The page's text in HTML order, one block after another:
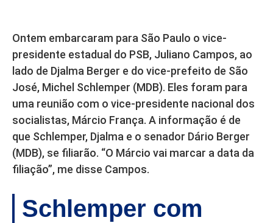
Ontem embarcaram para São Paulo o vice-
presidente estadual do PSB, Juliano Campos, ao
lado de Djalma Berger e do vice-prefeito de São
José, Michel Schlemper (MDB). Eles foram para
uma reunião com o vice-presidente nacional dos
socialistas, Márcio França. A informação é de
que Schlemper, Djalma e o senador Dário Berger
(MDB), se filiarão. “O Márcio vai marcar a data da
filiação”, me disse Campos.
Schlemper com